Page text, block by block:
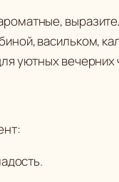
васильком,
уютных вечерних